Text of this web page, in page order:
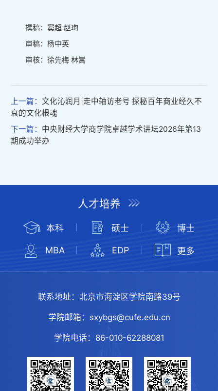
撰稿：窦超 赵珣
审稿：杨中英
审核：徐先梅 林嵩
上一篇：文化沁润月|走中轴访老号 探秘百年商业经久不
衰的文化根魂
下一篇： 中央财经大学商学院卓越学术讲坛2026年第13
期成功举办
人才培养
本科 硕士 博士
MBA EDP 更多
联系地址： 北京市海淀区学院南路39号
学院邮箱： sxybgs@cufe.edu.cn
学院电话： 86-010-62288081